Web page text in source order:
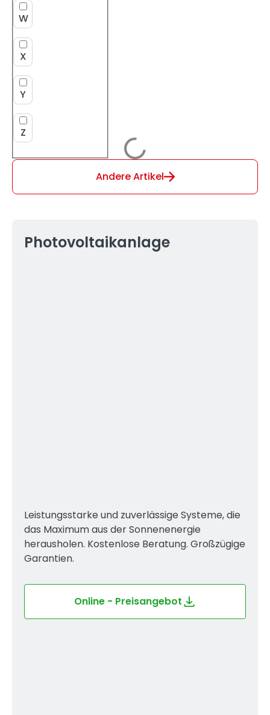
W
X
Y
Z
Andere Artikel
Photovoltaikanlage
Leistungsstarke und zuverlässige Systeme, die
das Maximum aus der Sonnenenergie
herausholen. Kostenlose Beratung. Großzügige
Garantien.
Online - Preisangebot